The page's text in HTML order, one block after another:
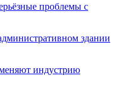
проблемы с
здании
индустрию